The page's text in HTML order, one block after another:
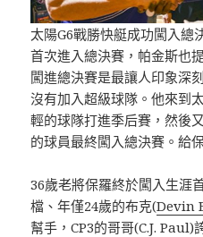
太陽G6戰勝快艇成功闖入總
首次進入總決賽，帕金斯也
闖進總決賽是最讓人印象深
沒有加入超級球隊。他來到
輕的球隊打進季后賽，然後
的球員最終闖入總決賽。給
36歲老將保羅終於闖入生涯
檔、年僅24歲的布克(Devin
幫手，CP3的哥哥(C.J.